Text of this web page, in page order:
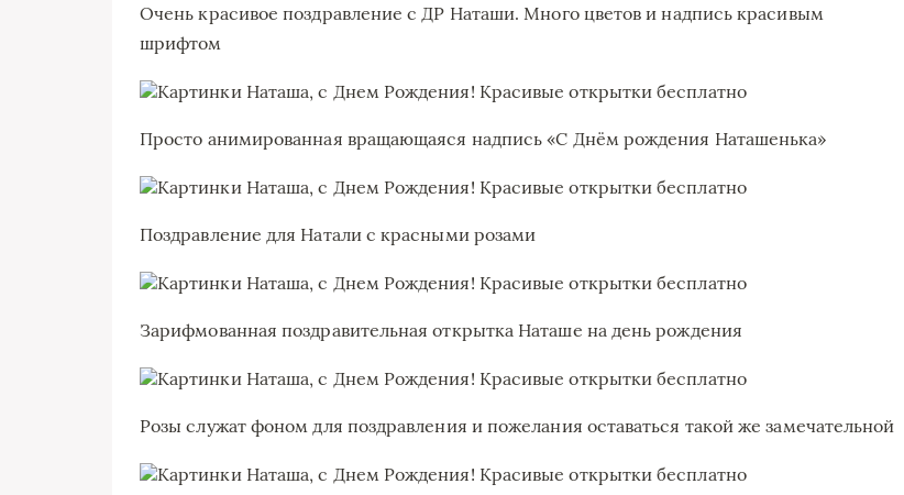
Очень красивое поздравление с ДР Наташи. Много цветов и надпись красивым
шрифтом
Просто анимированная вращающаяся надпись «С Днём рождения Наташенька»
Поздравление для Натали с красными розами
Зарифмованная поздравительная открытка Наташе на день рождения
Розы служат фоном для поздравления и пожелания оставаться такой же замечательной